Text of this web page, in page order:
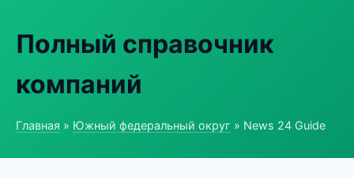
Полный справочник
компаний
Главная » Южный федеральный округ » News 24 Guide